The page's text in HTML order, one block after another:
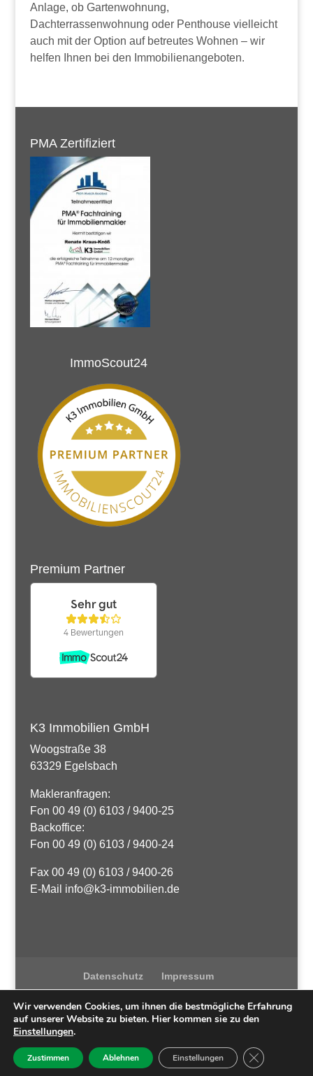
Anlage, ob Gartenwohnung,
Dachterrassenwohnung oder Penthouse vielleicht
auch mit der Option auf betreutes Wohnen – wir
helfen Ihnen bei den Immobilienangeboten.
PMA Zertifiziert
ImmoScout24
Premium Partner
K3 Immobilien GmbH
Woogstraße 38
63329 Egelsbach
Makleranfragen:
Fon 00 49 (0) 6103 / 9400-25
Backoffice:
Fon 00 49 (0) 6103 / 9400-24
Fax 00 49 (0) 6103 / 9400-26
E-Mail info@k3-immobilien.de
Datenschutz Impressum
K3 Immobilien
2021 Umsetzung
Wir verwenden Cookies, um ihnen die bestmögliche Erfahrung
auf unserer Website zu bieten. Hier kommen sie zu den
Einstellungen.
Zustimmen Ablehnen Einstellungen GDPR